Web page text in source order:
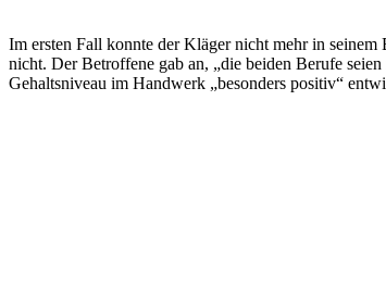
Im ersten Fall konnte der Kläger nicht mehr in
nicht. Der Betroffene gab an, „die beiden Berufe
Gehaltsniveau im Handwerk „besonders positiv“